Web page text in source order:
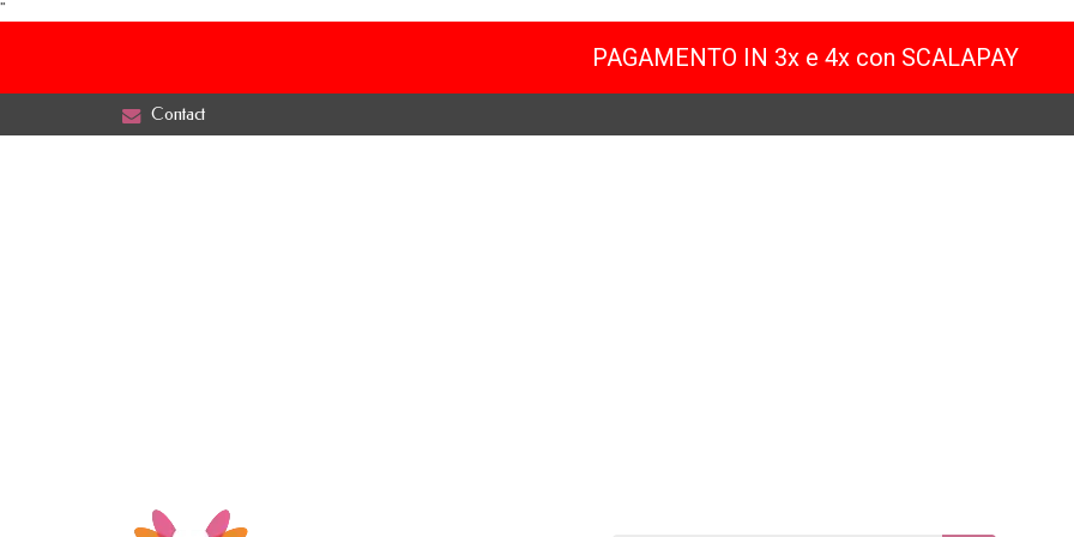
"
PAGAMENTO IN 3x e 4x con SCALAPAY
Contact